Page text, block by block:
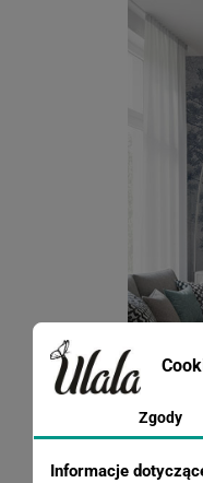
Zgody
Informacje